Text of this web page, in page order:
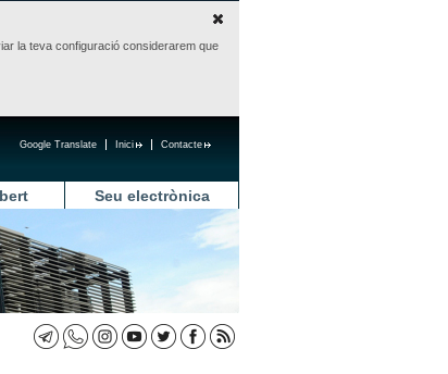
la teva configuració considerarem que
Contacte
Inici
Google Translate
Seu electrònica